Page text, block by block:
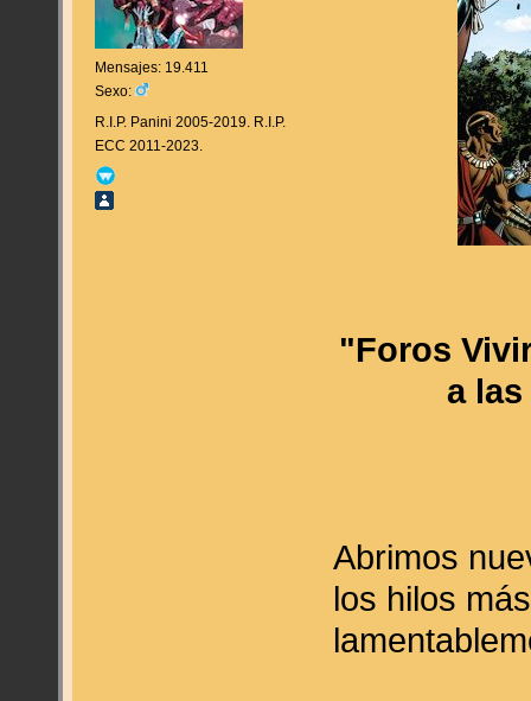
Mensajes: 19.411
Sexo:
R.I.P. Panini 2005-2019. R.I.P.
ECC 2011-2023.
"Foros
a
Abrimos
los hilos